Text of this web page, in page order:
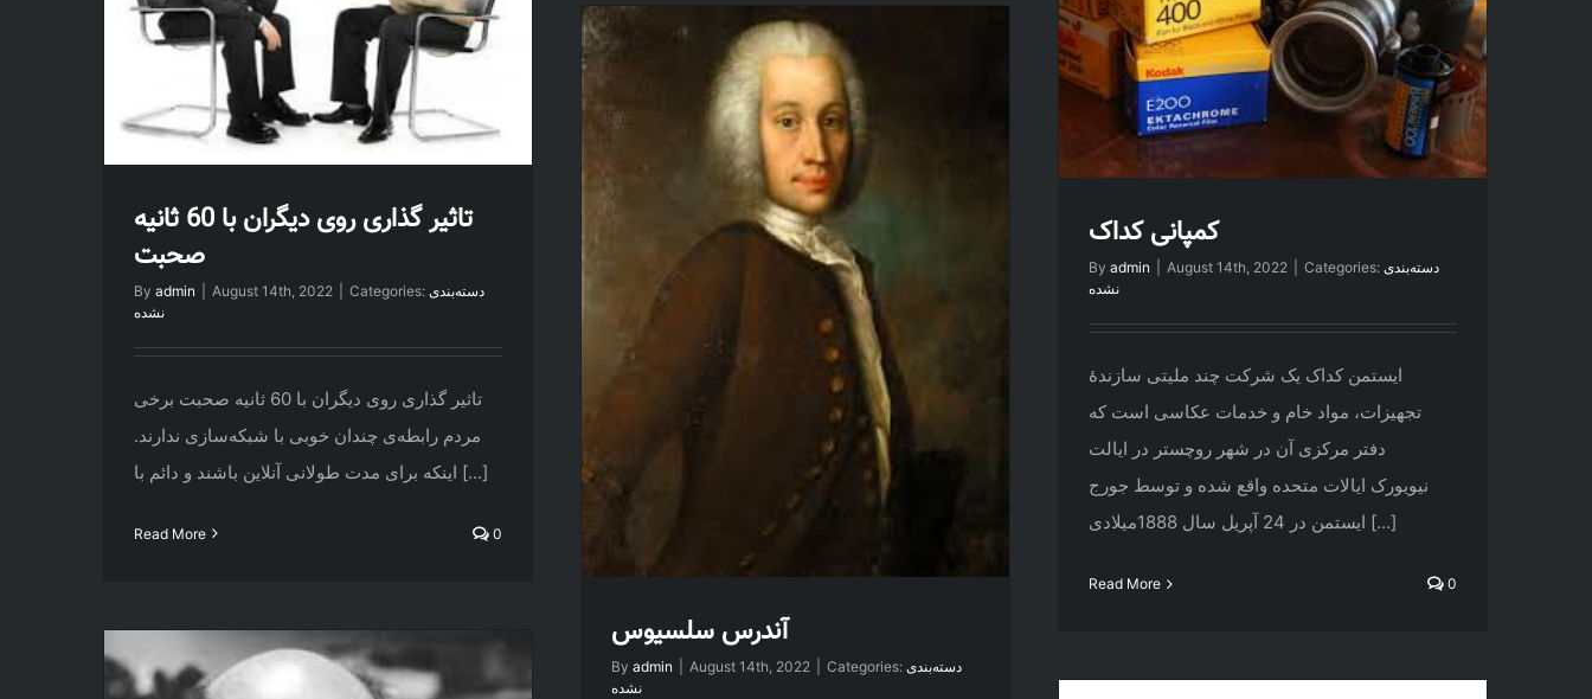
تاثیر گذاری روی دیگران با 60 ثانیه
صحبت
By admin August 14th, 2022 Categories: دسته‌بندی
نشده
تاثیر گذاری روی دیگران با 60 ثانیه صحبت برخی
مردم رابطه‌ی چندان خوبی با شبکه‌سازی ندارند.
اینکه برای مدت طولانی آنلاین باشند و دائم با [...]
Read More 0
کمپانی کداک
By admin August 14th, 2022 Categories: دسته‌بندی
نشده
ایستمن کداک یک شرکت چند ملیتی سازندهٔ
تجهیزات، مواد خام و خدمات عکاسی است که
دفتر مرکزی آن در شهر روچستر در ایالت
نیویورک ایالات متحده واقع شده و توسط جورج
ایستمن در 24 آپریل سال 1888میلادی [...]
Read More 0
آندرس سلسیوس
By admin August 14th, 2022 Categories: دسته‌بندی
نشده